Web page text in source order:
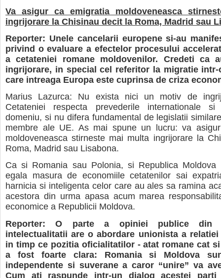
Va asigur ca emigratia moldoveneasca
ingrijorare la Chisinau decit la Roma, Madrid sau
Reporter: Unele cancelarii europene si-au
privind o evaluare a efectelor procesului
a cetateniei romane moldovenilor. Credeti ca
ingrijorare, in special cel referitor la migratie
care intreaga Europa este cuprinsa de criza
Marius Lazurca: Nu exista nici un motiv de
Cetateniei respecta prevederile internationale
domeniu, si nu difera fundamental de legislatii
membre ale UE. As mai spune un lucru: va
moldoveneasca stirneste mai multa ingrijorare la
Roma, Madrid sau Lisabona.
Ca si Romania sau Polonia, si Republica
egala masura de economiile cetatenilor sai
harnicia si inteligenta celor care au ales sa ramina
acestora din urma apasa acum marea
economice a Republicii Moldova.
Reporter: O parte a opiniei publice din
intelectualitatii are o abordare unionista a relatiei
in timp ce pozitia oficialitatilor - atat romane cat
a fost foarte clara: Romania si Moldova
independente si suverane a caror “unire” va
Cum ati raspunde intr-un dialog acestei parti